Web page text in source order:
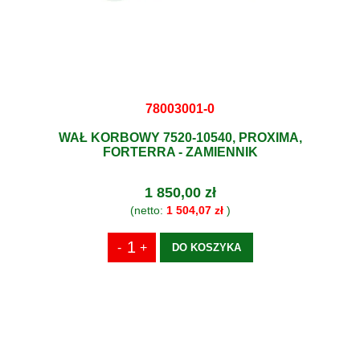
78003001-0
WAŁ KORBOWY 7520-10540, PROXIMA,
FORTERRA - ZAMIENNIK
1 850,00 zł
(netto: 1 504,07 zł)
DO KOSZYKA